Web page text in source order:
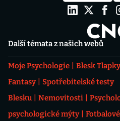
Další témata z našich webů
Moje Psychologie Blesk Tlapky
Fantasy
Spotřebitelské testy
Blesku
Nemovitosti
psychologické mýty